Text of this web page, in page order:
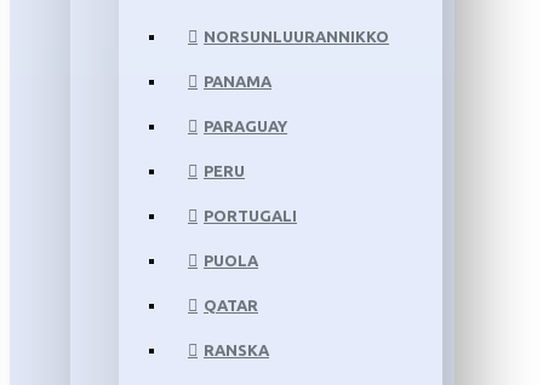
NORSUNLUURANNIKKO
PANAMA
PARAGUAY
PERU
PORTUGALI
PUOLA
QATAR
RANSKA